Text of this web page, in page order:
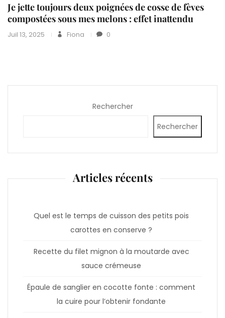
Je jette toujours deux poignées de cosse de fèves
compostées sous mes melons : effet inattendu
Juil 13, 2025 Fiona 0
Rechercher
Rechercher
Articles récents
Quel est le temps de cuisson des petits pois
carottes en conserve ?
Recette du filet mignon à la moutarde avec
sauce crémeuse
Épaule de sanglier en cocotte fonte : comment
la cuire pour l’obtenir fondante